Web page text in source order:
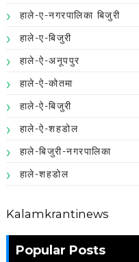
हाले-ए-नगरपालिका बिजुरी
हाले-ए-बिजुरी
हाले-ऐ-अनूपपुर
हाले-ऐ-कोतमा
हाले-ऐ-बिजुरी
हाले-ऐ-शहडोल
हाले-बिजुरी-नगरपालिका
हाले-शहडोल
Kalamkrantinews
Popular Posts